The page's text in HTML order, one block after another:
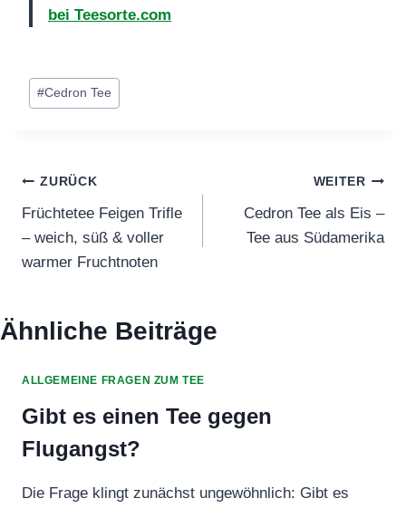
bei Teesorte.com
Schlagworte:
#Cedron Tee
Beitragsnavigation
ZURÜCK
Früchtetee Feigen Trifle
– weich, süß & voller
warmer Fruchtnoten
WEITER
Cedron Tee als Eis –
Tee aus Südamerika
Ähnliche Beiträge
ALLGEMEINE FRAGEN ZUM TEE
Gibt es einen Tee gegen
Flugangst?
Die Frage klingt zunächst ungewöhnlich: Gibt es